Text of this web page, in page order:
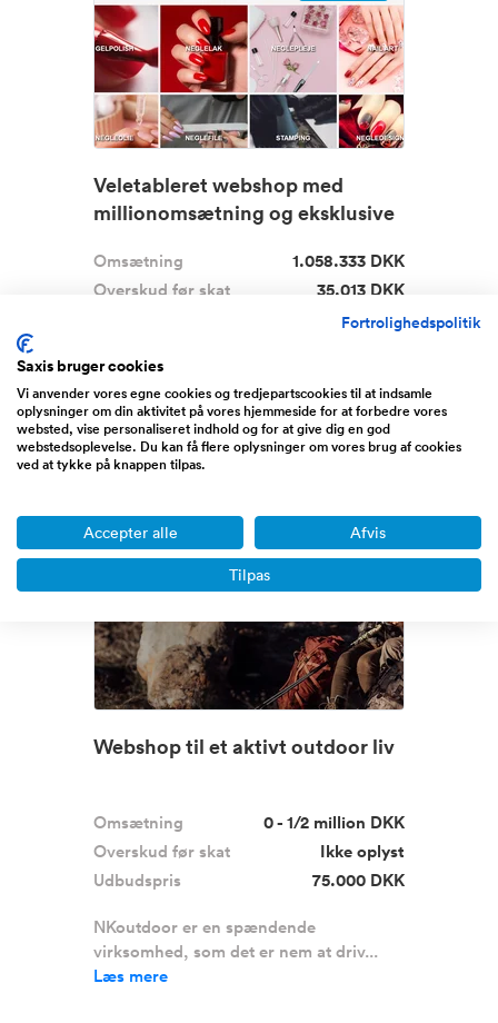
Veletableret webshop med
millionomsætning og eksklusive
Omsætning
1.058.333 DKK
Overskud før skat
35.013 DKK
300.000 DKK
Nicehands er en veletableret
virksomhed med dokumenteret mil...
Læs mere
Midtjylland
Boost
Webshop til et aktivt outdoor liv
Omsætning
0 - 1/2 million DKK
Overskud før skat
Ikke oplyst
Udbudspris
75.000 DKK
NKoutdoor er en spændende
virksomhed, som det er nem at driv...
Læs mere
Fortrolighedspolitik
Saxis bruger cookies
Vi anvender vores egne cookies og tredjepartscookies til at indsamle
oplysninger om din aktivitet på vores hjemmeside for at forbedre vores
websted, vise personaliseret indhold og for at give dig en god
webstedsoplevelse. Du kan få flere oplysninger om vores brug af cookies
ved at tykke på knappen tilpas.
Accepter alle Afvis
Tilpas